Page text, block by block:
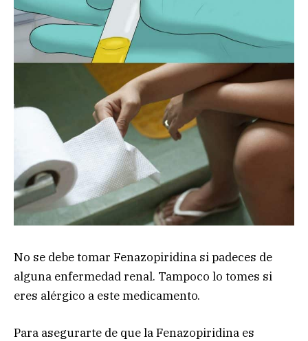
No se debe tomar Fenazopiridina si padeces de
alguna enfermedad renal. Tampoco lo tomes si
eres alérgico a este medicamento.
Para asegurarte de que la Fenazopiridina es